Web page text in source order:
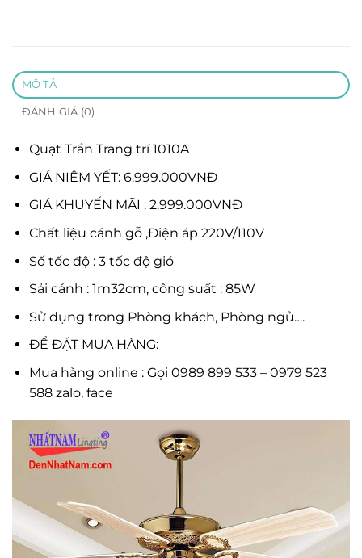
MÔ TẢ
ĐÁNH GIÁ (0)
Quạt Trần Trang trí 1010A
GIÁ NIÊM YẾT: 6.999.000VNĐ
GIÁ KHUYẾN MÃI : 2.999.000VNĐ
Chất liệu cánh gỗ ,Điện áp 220V/110V
Số tốc độ : 3 tốc độ gió
Sải cánh : 1m32cm, công suất : 85W
Sử dụng trong Phòng khách, Phòng ngủ….
ĐỂ ĐẶT MUA HÀNG:
Mua hàng online : Gọi 0989 899 533 – 0979 523
588 zalo, face